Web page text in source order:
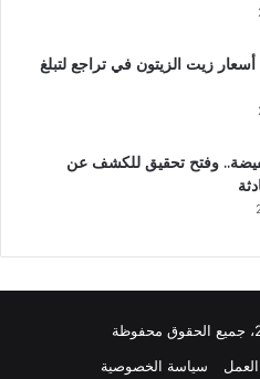
زيت الزيتون في تراجع لتبلغ
وفتح تحقيق للكشف عن
سياسة الخصوصية